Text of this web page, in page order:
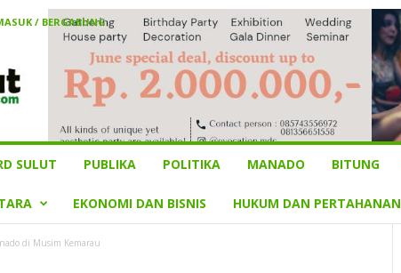
/ BERGABUNG
SULUT PUBLIKA POLITIKA MANADO BITUNG
EKONOMI DAN BISNIS HUKUM DAN PERTAHANAN
di Musim Kemarau